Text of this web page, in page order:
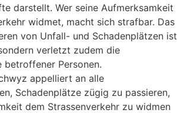
darstellt. Wer seine Aufmerksamkeit
widmet, macht sich strafbar. Das
von Unfall- und Schadenplätzen ist
verletzt zudem die
betroffener Personen.
appelliert an alle
Schadenplätze zügig zu passieren,
dem Strassenverkehr zu widmen